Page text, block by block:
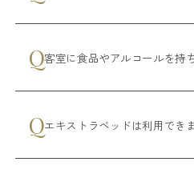
客室に食品やアルコールを持
エキストラベッドは利用でき